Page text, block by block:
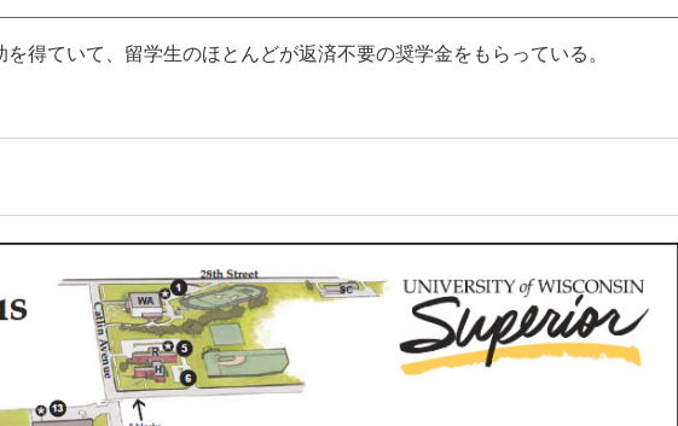
得ていて、留学生のほとんどが返済不要の奨学金をもらっている。